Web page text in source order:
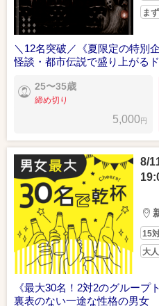
ま
＼12名突破／《夏限定の特別企
怪談・都市伝説で盛り上がる
25〜35歳
締め切り
5,000円
8/
15
大
《最大30名！2対2のグループ
裏表のない一途な性格の男女